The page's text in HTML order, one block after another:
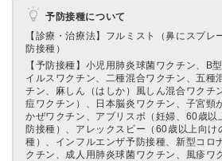
予防接種について
【診療・治療法】 フルミスト（鼻にスプレ
防接種）
【予防接種】 小児用肺炎球菌ワクチン、B
イルスワクチン、二種混合ワクチン、五種
チン、麻しん（はしか）風しん混合ワクチ
痘ワクチン）、日本脳炎ワクチン、子宮頸
かぜワクチン、アブリスボ（妊婦、60歳以
防接種）、アレックスビー（60歳以上向け
種）、インフルエンザ予防接種、新型コロ
クチン、成人用肺炎球菌ワクチン、風疹ワ